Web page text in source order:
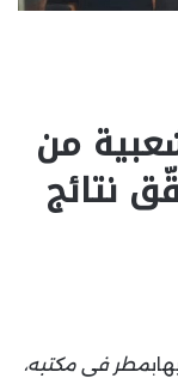
من
نتائج
مطر في مكتبه،